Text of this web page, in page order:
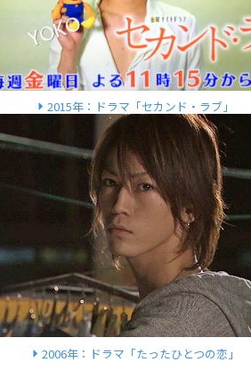
2015年：ドラマ「セカンド・ラブ」
2006年：ドラマ「たったひとつの恋」